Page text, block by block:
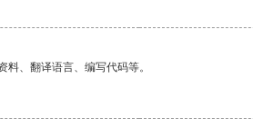
、翻译语言、编写代码等。